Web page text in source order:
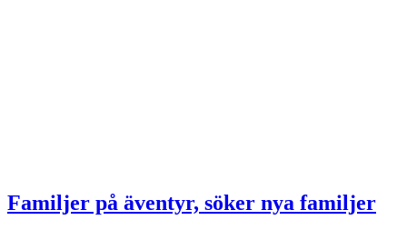
Familjer på äventyr, söker nya familjer